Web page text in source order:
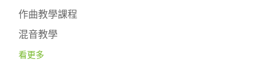
作曲教學課程
混音教學
看更多